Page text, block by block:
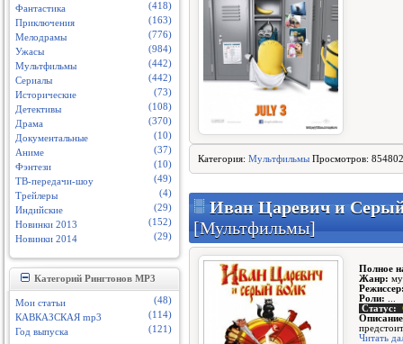
Фантастика
(418)
Приключения
(163)
Мелодрамы
(776)
Ужасы
(984)
Мультфильмы
(442)
Сериалы
(442)
Исторические
(73)
Детективы
(108)
Драма
(370)
Документальные
(10)
Аниме
(37)
Фэнтези
(10)
ТВ-передачи-шоу
(49)
Трейлеры
(4)
Индийские
(29)
Новинки 2013
(152)
Новинки 2014
(29)
Категорий Рингтонов MP3
Мои статьи
(48)
КАВКАЗСКАЯ mp3
(114)
Год выпуска
(121)
Категория: Мультфильмы Просмотров:
Иван Царевич и
[Мультфильмы]
Полное
Жанр:
Роли:
Статус:
Читать